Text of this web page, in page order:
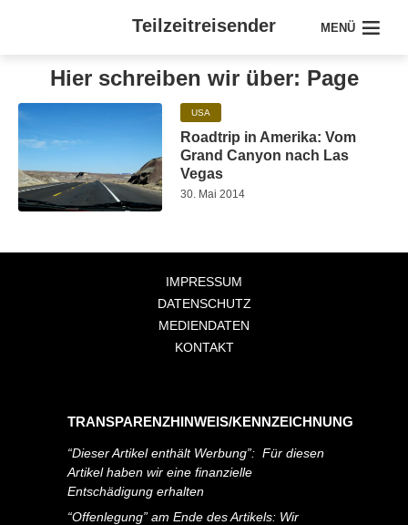
Teilzeitreisender MENÜ
Hier schreiben wir über: Page
USA
Roadtrip in Amerika: Vom
Grand Canyon nach Las
Vegas
30. Mai 2014
IMPRESSUM
DATENSCHUTZ
MEDIENDATEN
KONTAKT
TRANSPARENZHINWEIS/KENNZEICHNUNG
“Dieser Artikel enthält Werbung”: Für diesen
Artikel haben wir eine finanzielle
Entschädigung erhalten
“Offenlegung” am Ende des Artikels: Wir